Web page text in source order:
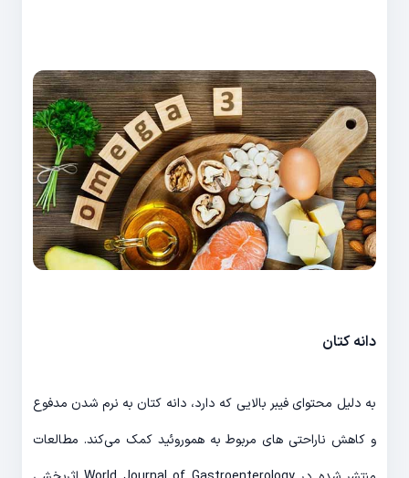
دانه کتان
به دلیل محتوای فیبر بالایی که دارد، دانه کتان به نرم شدن مدفوع
و کاهش ناراحتی های مربوط به هموروئید کمک می‌کند. مطالعات